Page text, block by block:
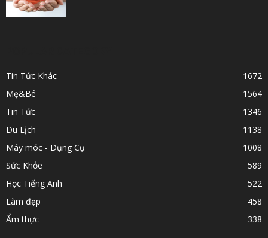
Tin Tức Khác
1672
Mẹ&Bé
1564
Tin Tức
1346
Du Lịch
1138
Máy móc - Dụng Cụ
1008
Sức Khỏe
589
Học Tiếng Anh
522
Làm đẹp
458
Ẩm thực
338